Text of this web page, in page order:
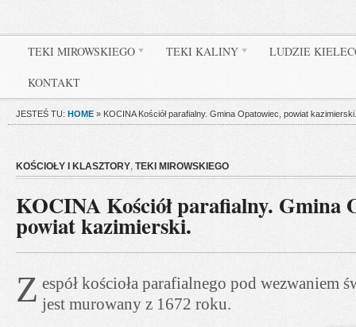
TEKI MIROWSKIEGO TEKI KALINY LUDZIE
KONTAKT
JESTEŚ TU: HOME » KOCINA Kościół parafialny. Gmina Opatowiec, powiat kazimierski.
KOŚCIOŁY I KLASZTORY, TEKI MIROWSKIEGO
KOCINA Kościół parafialny. Gmina
powiat kazimierski.
Z espół kościoła parafialnego pod wezwaniem
jest murowany z 1672 roku.